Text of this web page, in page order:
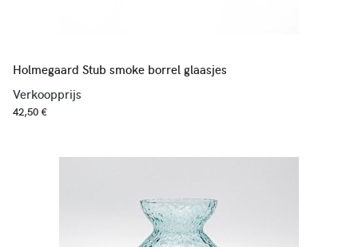
Holmegaard Stub smoke borrel glaasjes
Verkoopprijs
42,50 €